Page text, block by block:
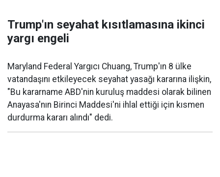
Trump'ın seyahat kısıtlamasına ikinci
yargı engeli
Maryland Federal Yargıcı Chuang, Trump'ın 8 ülke
vatandaşını etkileyecek seyahat yasağı kararına ilişkin,
"Bu kararname ABD'nin kuruluş maddesi olarak bilinen
Anayasa'nın Birinci Maddesi'ni ihlal ettiği için kısmen
durdurma kararı alındı" dedi.